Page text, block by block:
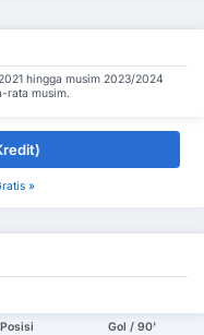
hingga musim 2023/2024
rata musim.
»
Posisi Gol / 90'